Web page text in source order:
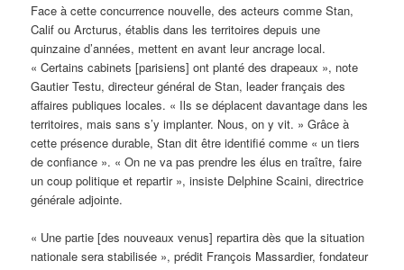
Face à cette concurrence nouvelle, des acteurs comme Stan,
Calif ou Arcturus, établis dans les territoires depuis une
quinzaine d’années, mettent en avant leur ancrage local.
« Certains cabinets [parisiens] ont planté des drapeaux », note
Gautier Testu, directeur général de Stan, leader français des
affaires publiques locales. « Ils se déplacent davantage dans les
territoires, mais sans s’y implanter. Nous, on y vit. » Grâce à
cette présence durable, Stan dit être identifié comme « un tiers
de confiance ». « On ne va pas prendre les élus en traître, faire
un coup politique et repartir », insiste Delphine Scaini, directrice
générale adjointe.
« Une partie [des nouveaux venus] repartira dès que la situation
nationale sera stabilisée », prédit François Massardier, fondateur